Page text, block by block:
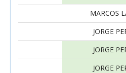
MARCOS
JORGE
JORGE
JORGE